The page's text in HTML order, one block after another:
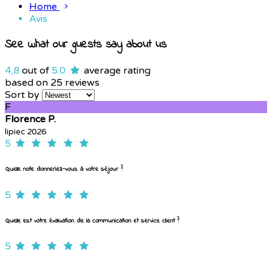
Home
Avis
See what our guests say about us
4,8 out of 5.0
average rating
based on 25 reviews
Sort by
F
Florence P.
lipiec 2026
5
Quelle note donneriez-vous à votre séjour ?
5
Quelle est votre évaluation de la communication et service client ?
5